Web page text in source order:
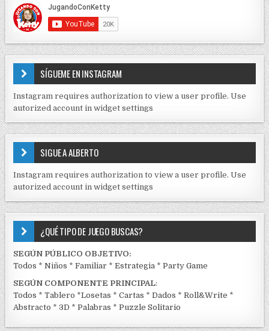
r
a
d
E
C
N
T
I
D
S
E
J
C
K
SÍGUEME EN INSTAGRAM
Instagram requires authorization to view a user profile. Use
autorized account in widget settings
SIGUE A ALBERTO
Instagram requires authorization to view a user profile. Use
autorized account in widget settings
¿QUÉ TIPO DE JUEGO BUSCAS?
SEGÚN PÚBLICO OBJETIVO:
Todos *Niños *Familiar *Estrategia *Party Game
SEGÚN COMPONENTE PRINCIPAL:
Todos *Tablero *Losetas *Cartas *Dados *Roll&Write *
Abstracto *3D *Palabras *Puzzle Solitario